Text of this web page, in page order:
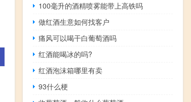
100毫升的酒精喷雾能带上高铁吗
做红酒生意如何找客户
痛风可以喝干白葡萄酒吗
红酒能喝冰的吗?
红酒泡沫箱哪里有卖
93什么梗